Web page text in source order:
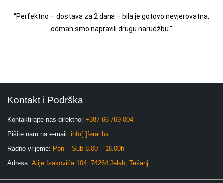
“Perfektno – dostava za 2 dana – bila je gotovo nevjerovatna,
odmah smo napravili drugu narudžbu.”
Kontakt i Podrška
Kontaktirajte nas direktno: +387 66 769 004
Pišite nam na e-mail: info[ ]feral.ba
Radno vrijeme: Pon – Sub 8.00 – 18.00h
Adresa: Alije Isakovića 104, 74264 Jelah, Tešanj